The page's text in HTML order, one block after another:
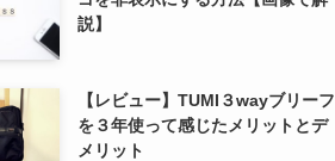
説】
【レビュー】TUMI３wayブリーフ
を３年使って感じたメリットとデ
メリット